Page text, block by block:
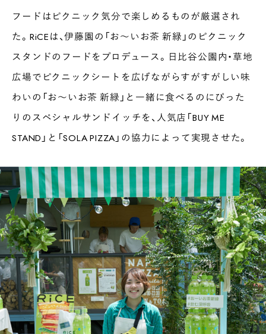
フードはピクニック気分で楽しめるものが厳選され
た。RiCEは、伊藤園の「お〜いお茶 新緑」のピクニック
スタンドのフードをプロデュース。日比谷公園内・草地
広場でピクニックシートを広げながらすがすがしい味
わいの「お〜いお茶 新緑」と一緒に食べるのにぴった
りのスペシャルサンドイッチを、人気店「BUY ME
STAND」と「SOLA PIZZA」の協力によって実現させた。